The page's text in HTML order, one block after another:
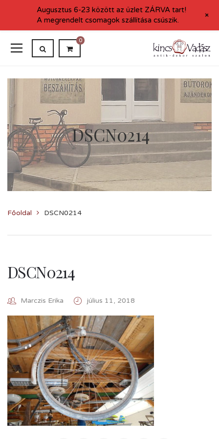
0
DSCN0214
Főoldal DSCN0214
DSCN0214
Marczis Erika július 11, 2018
Augusztus 6-23 között az üzlet ZÁRVA tart!
A megrendelt csomagok szállítása csúszik.
+